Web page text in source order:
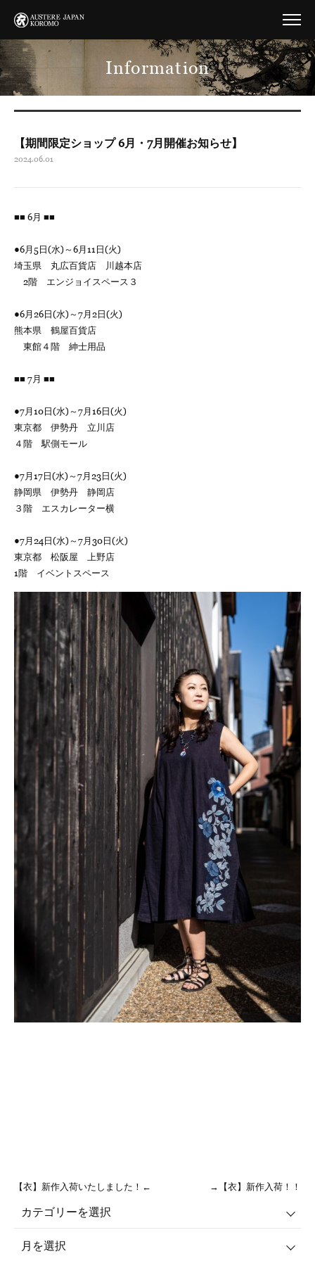
Information
【期間限定ショップ 6月・7月開催お知らせ】
2024.06.01
■■ 6月 ■■
●6月5日(水)～6月11日(火)
埼玉県 丸広百貨店 川越本店
2階 エンジョイスペース３
●6月26日(水)～7月2日(火)
熊本県 鶴屋百貨店
東館４階 紳士用品
■■ 7月 ■■
●7月10日(水)～7月16日(火)
東京都 伊勢丹 立川店
４階 駅側モール
●7月17日(水)～7月23日(火)
静岡県 伊勢丹 静岡店
３階 エスカレーター横
●7月24日(水)～7月30日(火)
東京都 松阪屋 上野店
1階 イベントスペース
【衣】新作入荷いたしました！← →【衣】新作入荷！！